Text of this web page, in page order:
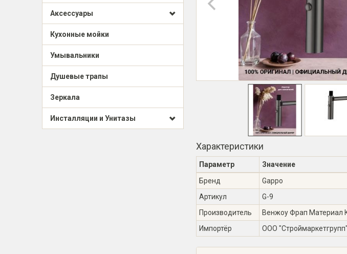
Аксессуары
Кухонные мойки
Умывальники
Душевые трапы
Зеркала
Инсталляции и Унитазы
Характеристики
Параметр
Значение
Бренд
Gappo
Артикул
G-9
Производитель
Венжоу Фрап Материал
Импортёр
ООО